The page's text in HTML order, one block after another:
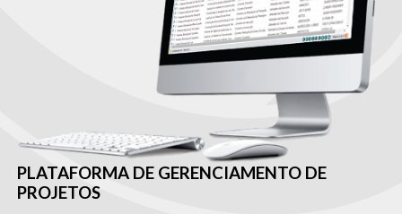
PLATAFORMA DE GERENCIAMENTO DE
PROJETOS